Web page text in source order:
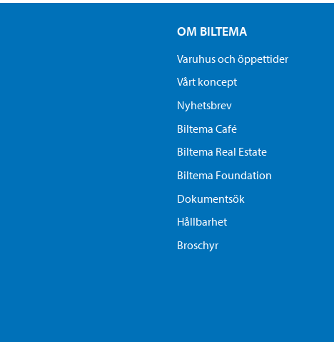
OM BILTEMA
Varuhus och öppettider
Vårt koncept
Nyhetsbrev
Biltema Café
Biltema Real Estate
Biltema Foundation
Dokumentsök
Hållbarhet
Broschyr